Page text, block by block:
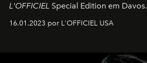
L'OFFICIEL Special Edition em Davos.
16.01.2023 por L'OFFICIEL USA